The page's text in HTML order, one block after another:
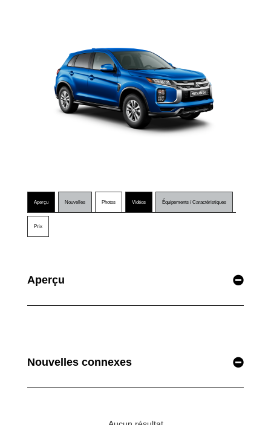
Aperçu Nouvelles Photos Vidéos Équipements / Caractéristiques
Prix
Aperçu
Nouvelles connexes